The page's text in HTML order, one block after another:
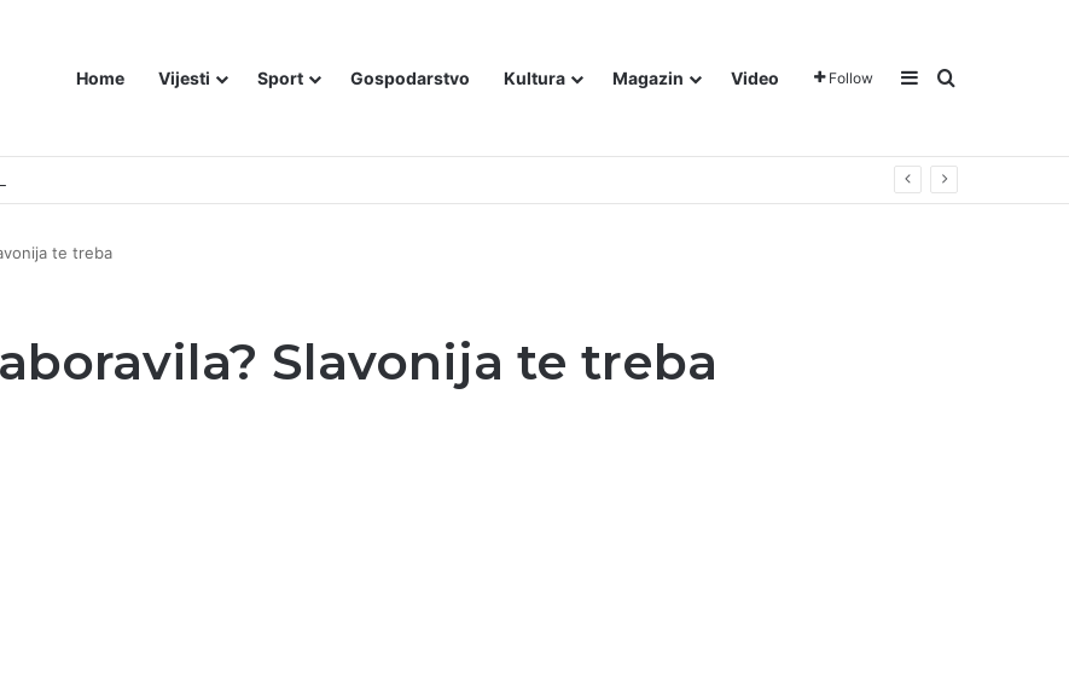
Home Vijesti Sport Gospodarstvo Kultura Magazin Video Follow Sidebar
Traži
U – BOSNI!
te treba
Slavonija te treba